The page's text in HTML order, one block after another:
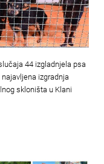
44 izgladnjela psa
najavljena izgradnja
skloništa u Klani